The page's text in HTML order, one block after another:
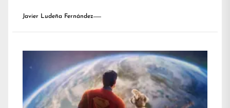
Javier Ludeña Fernández